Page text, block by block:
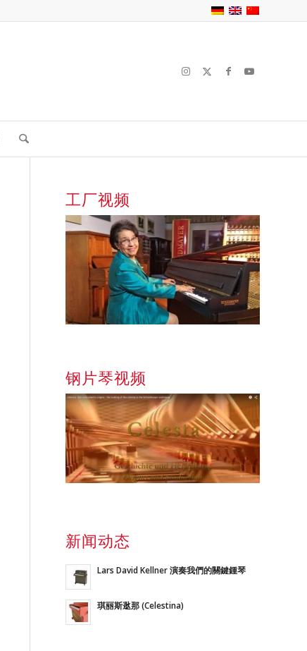
工厂视频
钢片琴视频
新闻动态
Lars David Kellner 演奏我們的關鍵鍾琴
琪丽斯逖那 (Celestina)